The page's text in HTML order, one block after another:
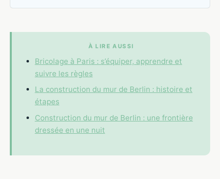
À LIRE AUSSI
Bricolage à Paris : s’équiper, apprendre et
suivre les règles
La construction du mur de Berlin : histoire et
étapes
Construction du mur de Berlin : une frontière
dressée en une nuit